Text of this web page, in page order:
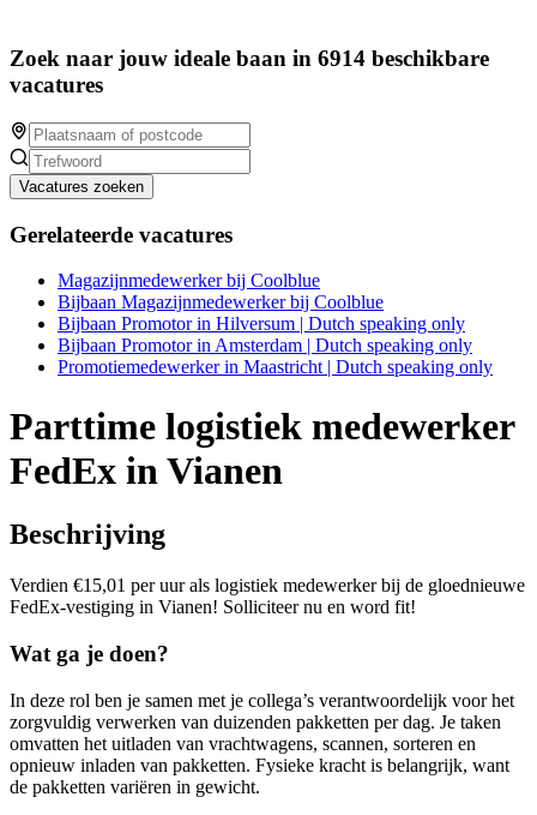
Zoek naar jouw ideale baan in 6914 beschikbare
vacatures
Vacatures zoeken
Gerelateerde vacatures
Magazijnmedewerker bij Coolblue
Bijbaan Magazijnmedewerker bij Coolblue
Bijbaan Promotor in Hilversum | Dutch speaking only
Bijbaan Promotor in Amsterdam | Dutch speaking only
Promotiemedewerker in Maastricht | Dutch speaking only
Parttime logistiek medewerker
FedEx in Vianen
Beschrijving
Verdien €15,01 per uur als logistiek medewerker bij de gloednieuwe
FedEx-vestiging in Vianen! Solliciteer nu en word fit!
Wat ga je doen?
In deze rol ben je samen met je collega’s verantwoordelijk voor het
zorgvuldig verwerken van duizenden pakketten per dag. Je taken
omvatten het uitladen van vrachtwagens, scannen, sorteren en
opnieuw inladen van pakketten. Fysieke kracht is belangrijk, want
de pakketten variëren in gewicht.